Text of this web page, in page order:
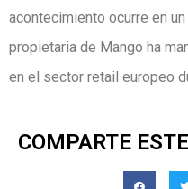
acontecimiento ocurre en
propietaria de Mango ha
en el sector retail europeo
COMPARTE